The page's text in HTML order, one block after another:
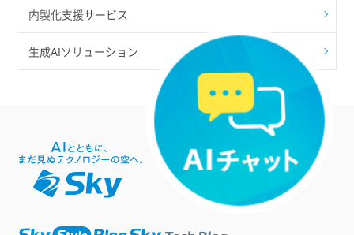
内製化支援サービス
生成AIソリューション